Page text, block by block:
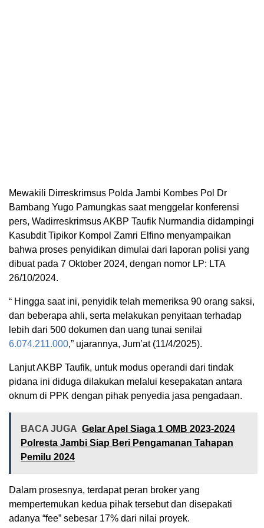
Mewakili Dirreskrimsus Polda Jambi Kombes Pol Dr
Bambang Yugo Pamungkas saat menggelar konferensi
pers, Wadirreskrimsus AKBP Taufik Nurmandia didampingi
Kasubdit Tipikor Kompol Zamri Elfino menyampaikan
bahwa proses penyidikan dimulai dari laporan polisi yang
dibuat pada 7 Oktober 2024, dengan nomor LP: LTA
26/10/2024.
“ Hingga saat ini, penyidik telah memeriksa 90 orang saksi,
dan beberapa ahli, serta melakukan penyitaan terhadap
lebih dari 500 dokumen dan uang tunai senilai
6.074.211.000,” ujarannya, Jum’at (11/4/2025).
Lanjut AKBP Taufik, untuk modus operandi dari tindak
pidana ini diduga dilakukan melalui kesepakatan antara
oknum di PPK dengan pihak penyedia jasa pengadaan.
BACA JUGA Gelar Apel Siaga 1 OMB 2023-2024
Polresta Jambi Siap Beri Pengamanan Tahapan
Pemilu 2024
Dalam prosesnya, terdapat peran broker yang
mempertemukan kedua pihak tersebut dan disepakati
adanya “fee” sebesar 17% dari nilai proyek.